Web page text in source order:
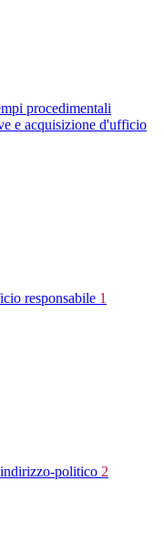
procedimentali
e acquisizione d'ufficio
responsabile 1
politico 2